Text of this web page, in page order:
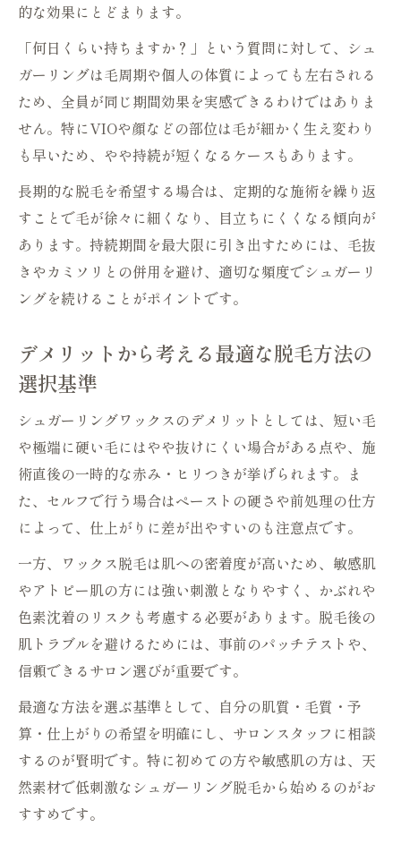
的な効果にとどまります。
「何日くらい持ちますか？」という質問に対して、シュ
ガーリングは毛周期や個人の体質によっても左右される
ため、全員が同じ期間効果を実感できるわけではありま
せん。特にVIOや顔などの部位は毛が細かく生え変わり
も早いため、やや持続が短くなるケースもあります。
長期的な脱毛を希望する場合は、定期的な施術を繰り返
すことで毛が徐々に細くなり、目立ちにくくなる傾向が
あります。持続期間を最大限に引き出すためには、毛抜
きやカミソリとの併用を避け、適切な頻度でシュガーリ
ングを続けることがポイントです。
デメリットから考える最適な脱毛方法の
選択基準
シュガーリングワックスのデメリットとしては、短い毛
や極端に硬い毛にはやや抜けにくい場合がある点や、施
術直後の一時的な赤み・ヒリつきが挙げられます。ま
た、セルフで行う場合はペーストの硬さや前処理の仕方
によって、仕上がりに差が出やすいのも注意点です。
一方、ワックス脱毛は肌への密着度が高いため、敏感肌
やアトピー肌の方には強い刺激となりやすく、かぶれや
色素沈着のリスクも考慮する必要があります。脱毛後の
肌トラブルを避けるためには、事前のパッチテストや、
信頼できるサロン選びが重要です。
最適な方法を選ぶ基準として、自分の肌質・毛質・予
算・仕上がりの希望を明確にし、サロンスタッフに相談
するのが賢明です。特に初めての方や敏感肌の方は、天
然素材で低刺激なシュガーリング脱毛から始めるのがお
すすめです。